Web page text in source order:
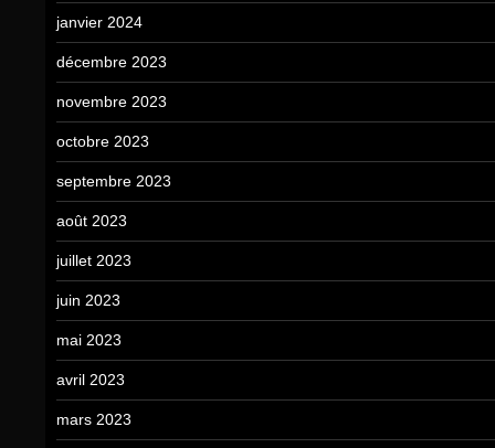
janvier 2024
décembre 2023
novembre 2023
octobre 2023
septembre 2023
août 2023
juillet 2023
juin 2023
mai 2023
avril 2023
mars 2023